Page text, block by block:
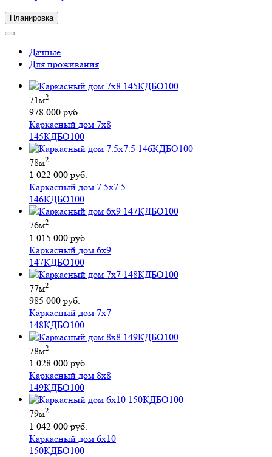
Планировка
Дачные
Для проживания
71м2
978 000 руб.
Каркасный дом 7х8
145КДБО100
78м2
1 022 000 руб.
Каркасный дом 7.5х7.5
146КДБО100
76м2
1 015 000 руб.
Каркасный дом 6х9
147КДБО100
77м2
985 000 руб.
Каркасный дом 7х7
148КДБО100
78м2
1 028 000 руб.
Каркасный дом 8х8
149КДБО100
79м2
1 042 000 руб.
Каркасный дом 6х10
150КДБО100